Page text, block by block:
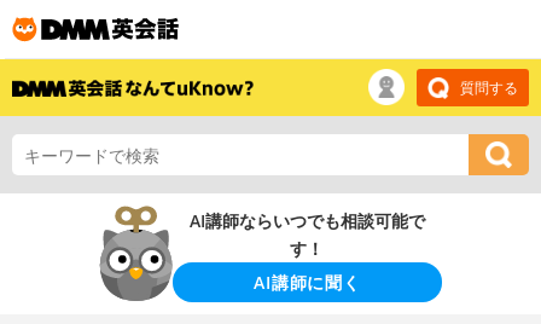
質問する
AI講師ならいつでも相談可能で
す！
AI講師に聞く